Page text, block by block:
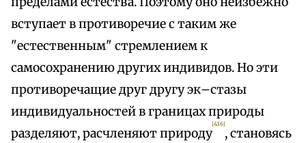
вступает в противоречие с таким же
"естественным" стремлением к
самосохранению других индивидов. Но эти
противоречащие друг другу эк–стазы
индивидуальностей в границах природы
разделяют, расчленяют природу
[436]
, становясь